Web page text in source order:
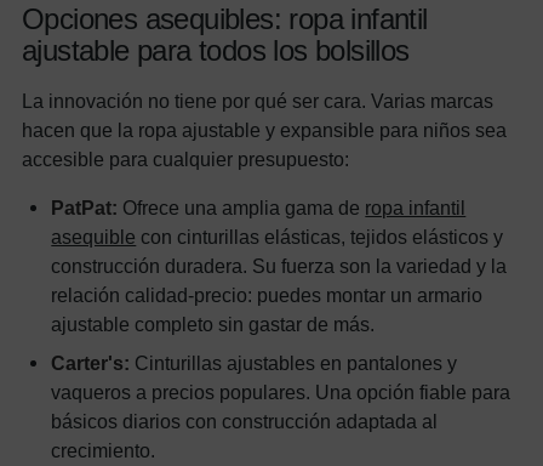
Opciones asequibles: ropa infantil
ajustable para todos los bolsillos
La innovación no tiene por qué ser cara. Varias marcas
hacen que la ropa ajustable y expansible para niños sea
accesible para cualquier presupuesto:
PatPat: Ofrece una amplia gama de ropa infantil
asequible con cinturillas elásticas, tejidos elásticos y
construcción duradera. Su fuerza son la variedad y la
relación calidad-precio: puedes montar un armario
ajustable completo sin gastar de más.
Carter's: Cinturillas ajustables en pantalones y
vaqueros a precios populares. Una opción fiable para
básicos diarios con construcción adaptada al
crecimiento.